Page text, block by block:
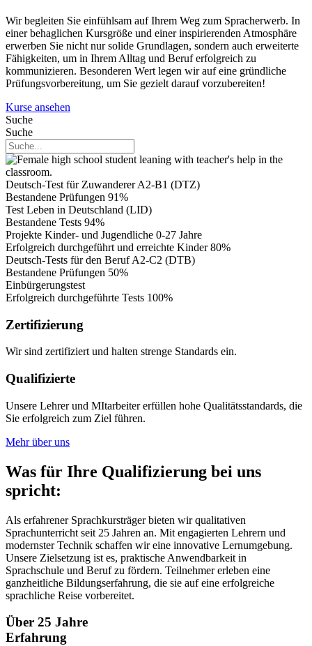
Wir begleiten Sie einfühlsam auf Ihrem Weg zum Spracherwerb. In
einer behaglichen Kursgröße und einer inspirierenden Atmosphäre
erwerben Sie nicht nur solide Grundlagen, sondern auch erweiterte
Fähigkeiten, um in Ihrem Alltag und Beruf erfolgreich zu
kommunizieren. Besonderen Wert legen wir auf eine gründliche
Prüfungsvorbereitung, um Sie gezielt darauf vorzubereiten!
Kurse ansehen
Suche
Suche
Deutsch-Test für Zuwanderer A2-B1 (DTZ)
Bestandene Prüfungen 91%
Test Leben in Deutschland (LID)
Bestandene Tests 94%
Projekte Kinder- und Jugendliche 0-27 Jahre
Erfolgreich durchgeführt und erreichte Kinder 80%
Deutsch-Tests für den Beruf A2-C2 (DTB)
Bestandene Prüfungen 50%
Einbürgerungstest
Erfolgreich durchgeführte Tests 100%
Zertifizierung
Wir sind zertifiziert und halten strenge Standards ein.
Qualifizierte
Unsere Lehrer und MItarbeiter erfüllen hohe Qualitätsstandards, die
Sie erfolgreich zum Ziel führen.
Mehr über uns
Was für Ihre Qualifizierung bei uns
spricht:
Als erfahrener Sprachkursträger bieten wir qualitativen
Sprachunterricht seit 25 Jahren an. Mit engagierten Lehrern und
modernster Technik schaffen wir eine innovative Lernumgebung.
Unsere Zielsetzung ist es, praktische Anwendbarkeit in
Sprachschule und Beruf zu fördern. Teilnehmer erleben eine
ganzheitliche Bildungserfahrung, die sie auf eine erfolgreiche
sprachliche Reise vorbereitet.
Über 25 Jahre
Erfahrung